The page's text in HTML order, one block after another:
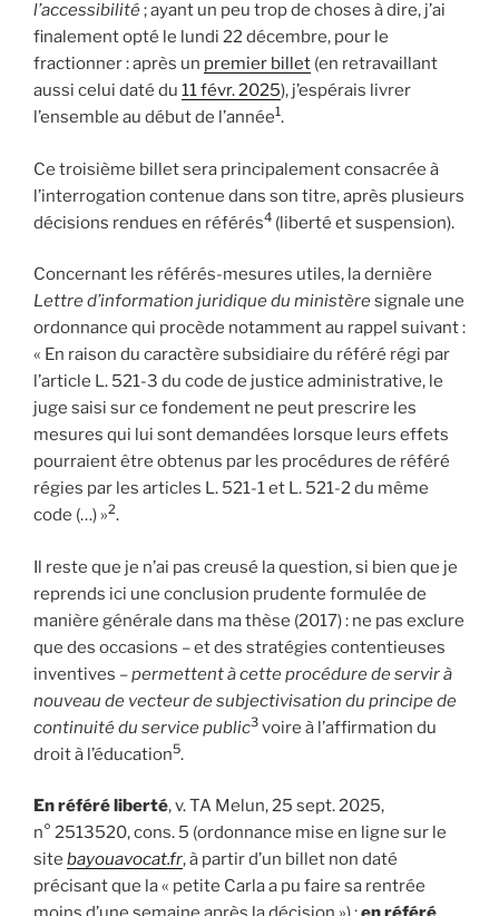
l’accessibilité; ayant un peu trop de choses à dire, j’ai
finalement opté le lundi 22 décembre, pour le
fractionner : après un premier billet (en retravaillant
aussi celui daté du 11 févr. 2025), j’espérais livrer
l’ensemble au début de l’année1.
Ce troisième billet sera principalement consacrée à
l’interrogation contenue dans son titre, après plusieurs
décisions rendues en référés4 (liberté et suspension).
Concernant les référés-mesures utiles, la dernière
Lettre d’information juridique du ministèresignale une
ordonnance qui procède notamment au rappel suivant :
« En raison du caractère subsidiaire du référé régi par
l’article L. 521-3 du code de justice administrative, le
juge saisi sur ce fondement ne peut prescrire les
mesures qui lui sont demandées lorsque leurs effets
pourraient être obtenus par les procédures de référé
régies par les articles L. 521-1 et L. 521-2 du même
code (…) »2.
Il reste que je n’ai pas creusé la question, si bien que je
reprends ici une conclusion prudente formulée de
manière générale dans ma thèse (2017) : ne pas exclure
que des occasions – et des stratégies contentieuses
inventives –permettent à cette procédure de servir à
nouveau de vecteur de subjectivisation du principe de
continuité du service public3 voire à l’affirmation du
droit à l’éducation5.
En référé liberté, v. TA Melun, 25 sept. 2025,
n° 2513520, cons. 5 (ordonnance mise en ligne sur le
site bayouavocat.fr, à partir d’un billet non daté
précisant que la « petite Carla a pu faire sa rentrée